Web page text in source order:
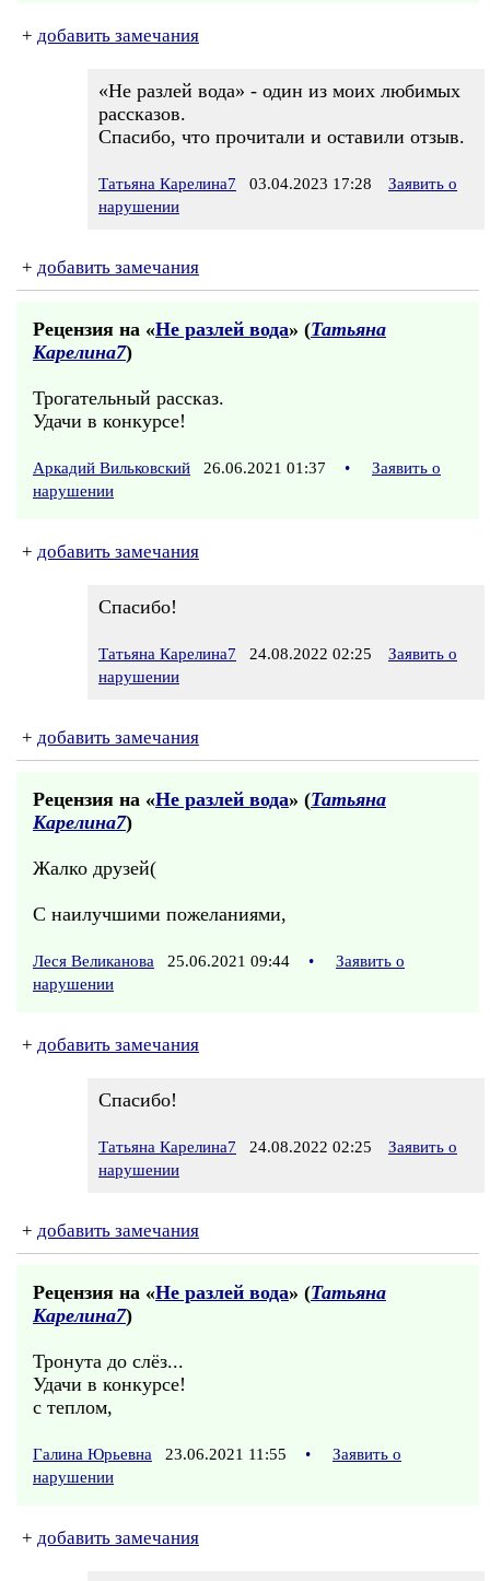
+ добавить замечания
«Не разлей вода» - один из моих любимых
рассказов.
Спасибо, что прочитали и оставили отзыв.
Татьяна Карелина7 03.04.2023 17:28
Заявить о
нарушении
+ добавить замечания
Рецензия на «Не разлей вода» (Татьяна
Карелина7)
Трогательный рассказ.
Удачи в конкурсе!
Аркадий Вильковский 26.06.2021 01:37 •
Заявить о
нарушении
+ добавить замечания
Спасибо!
Татьяна Карелина7 24.08.2022 02:25
Заявить о
нарушении
+ добавить замечания
Рецензия на «Не разлей вода» (Татьяна
Карелина7)
Жалко друзей(
С наилучшими пожеланиями,
Леся Великанова 25.06.2021 09:44 •
Заявить о
нарушении
+ добавить замечания
Спасибо!
Татьяна Карелина7 24.08.2022 02:25
Заявить о
нарушении
+ добавить замечания
Рецензия на «Не разлей вода» (Татьяна
Карелина7)
Тронута до слёз...
Удачи в конкурсе!
с теплом,
Галина Юрьевна 23.06.2021 11:55 •
Заявить о
нарушении
+ добавить замечания